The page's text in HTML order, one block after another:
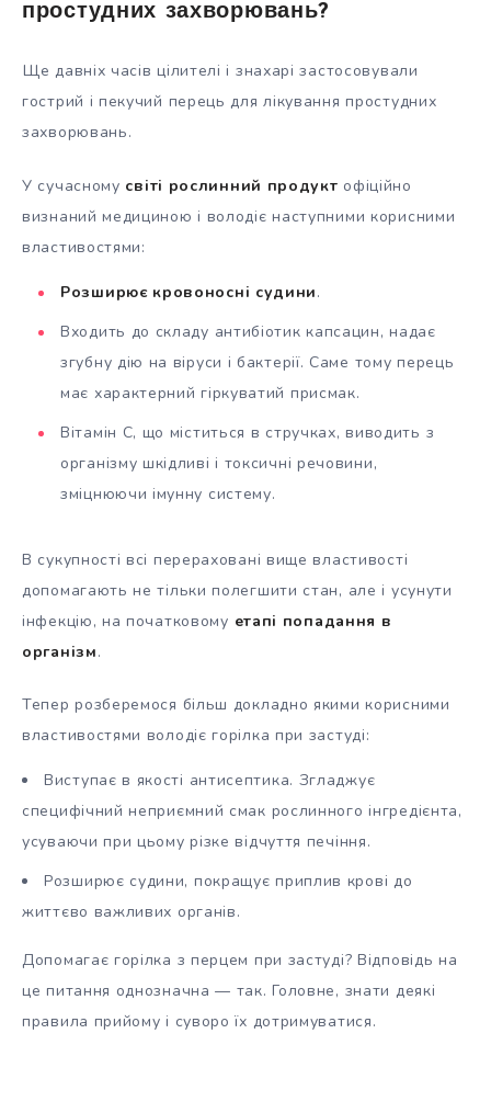
простудних захворювань?
Ще давніх часів цілителі і знахарі застосовували
гострий і пекучий перець для лікування простудних
захворювань.
У сучасному світі рослинний продукт офіційно
визнаний медициною і володіє наступними корисними
властивостями:
Розширює кровоносні судини.
Входить до складу антибіотик капсацин, надає
згубну дію на віруси і бактерії. Саме тому перець
має характерний гіркуватий присмак.
Вітамін С, що міститься в стручках, виводить з
організму шкідливі і токсичні речовини,
зміцнюючи імунну систему.
В сукупності всі перераховані вище властивості
допомагають не тільки полегшити стан, але і усунути
інфекцію, на початковому етапі попадання в
організм.
Тепер розберемося більш докладно якими корисними
властивостями володіє горілка при застуді:
Виступає в якості антисептика. Згладжує
специфічний неприємний смак рослинного інгредієнта,
усуваючи при цьому різке відчуття печіння.
Розширює судини, покращує приплив крові до
життєво важливих органів.
Допомагає горілка з перцем при застуді? Відповідь на
це питання однозначна — так. Головне, знати деякі
правила прийому і суворо їх дотримуватися.